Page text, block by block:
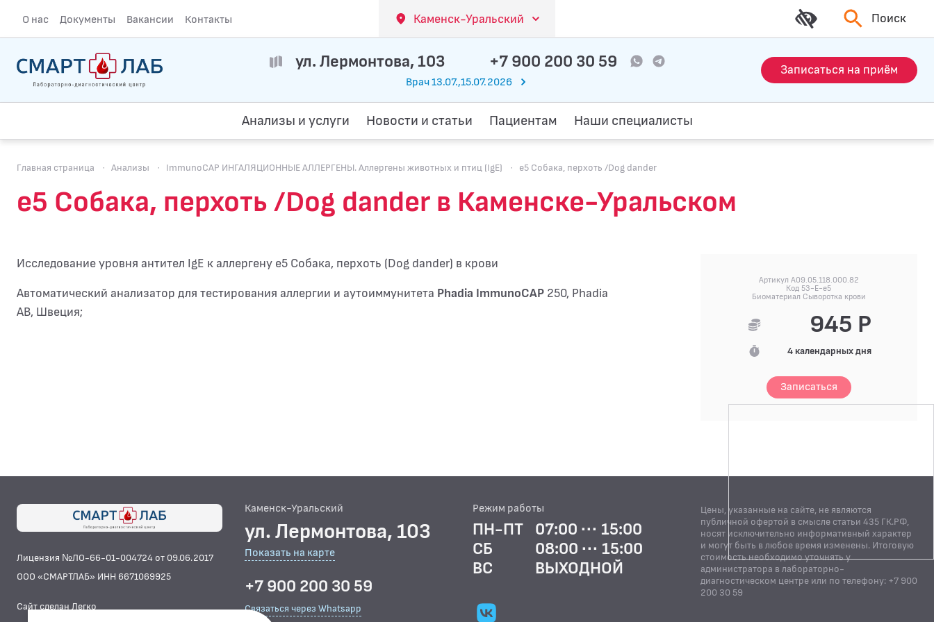
О нас Документы Вакансии Контакты Каменск-Уральский Поиск
ул. Лермонтова, 103 +7 900 200 30 59
Врач 13.07.,15.07.2026
Записаться на приём
Анализы и услуги Новости и статьи Пациентам Наши специалисты
Главная страница · Анализы · ImmunoCAP ИНГАЛЯЦИОННЫЕ АЛЛЕРГЕНЫ. Аллергены животных и птиц (IgE) · e5 Собака, перхоть /Dog dander
e5 Собака, перхоть /Dog dander в Каменске-Уральском
Исследование уровня антител IgE к аллергену e5 Собака, перхоть (Dog dander) в крови
Автоматический анализатор для тестирования аллергии и аутоиммунитета Phadia ImmunoCAP 250, Phadia
АВ, Швеция;
Артикул A09.05.118.000.82
Код 53-E-e5
Биоматериал Сыворотка крови
945 Р
4 календарных дня
Записаться
Лицензия №ЛО-66-01-004724 от 09.06.2017
ООО «СМАРТЛАБ» ИНН 6671069925
Сайт сделан Легко
Каменск-Уральский
ул. Лермонтова, 103
Показать на карте
+7 900 200 30 59
Связаться через Whatsapp
Режим работы
ПН-ПТ
07:00 ··· 15:00
СБ
08:00 ··· 15:00
ВС
ВЫХОДНОЙ
Цены, указанные на сайте, не являются
публичной офертой в смысле статьи 435 ГК.РФ,
носят исключительно информативный характер
и могут быть в любое время изменены. Итоговую
стоимость необходимо уточнять у
администратора в лабораторно-
диагностическом центре или по телефону: +7 900
200 30 59